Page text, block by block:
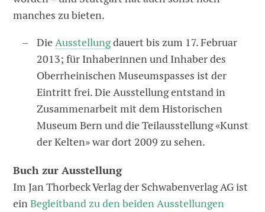
manches zu bieten.
DieAusstellungdauert bis zum 17. Februar
2013; für Inhaberinnen und Inhaber des
Oberrheinischen Museumspasses ist der
Eintritt frei. Die Ausstellung entstand in
Zusammenarbeit mit dem Historischen
Museum Bern und die Teilausstellung «Kunst
der Kelten» war dort 2009 zu sehen.
Buch zur Ausstellung
Im Jan Thorbeck Verlag der Schwabenverlag AG ist
einBegleitband zu den beiden Ausstellungen